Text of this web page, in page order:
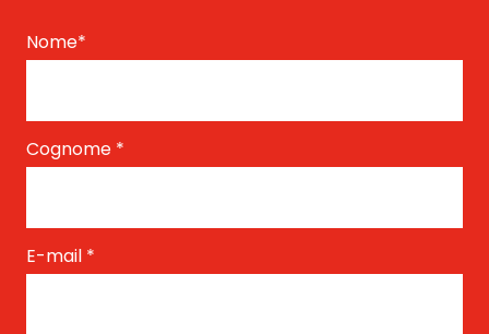
Nome*
Cognome *
E-mail *